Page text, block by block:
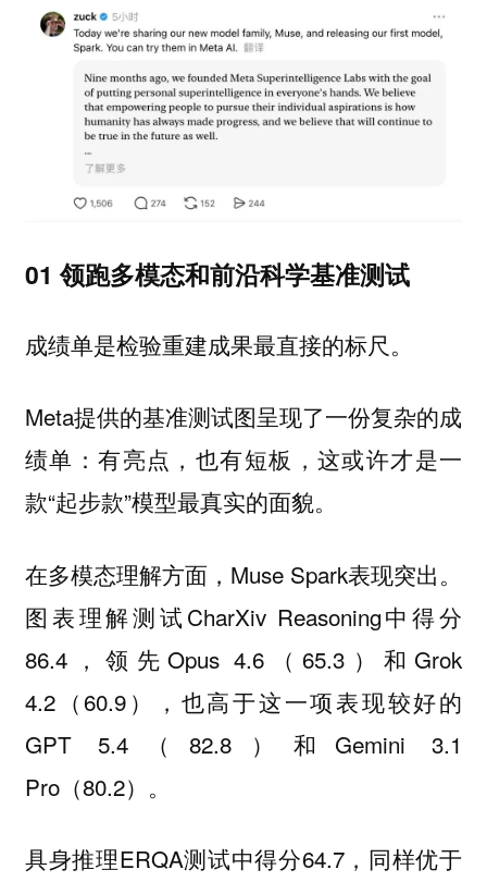
01 领跑多模态和前沿科学基准测试
成绩单是检验重建成果最直接的标尺。
Meta提供的基准测试图呈现了一份复杂的成
绩单：有亮点，也有短板，这或许才是一
款“起步款”模型最真实的面貌。
在多模态理解方面，Muse Spark表现突出。
图表理解测试CharXiv Reasoning中得分
86.4，领先Opus 4.6（65.3）和Grok
4.2（60.9），也高于这一项表现较好的
GPT 5.4（82.8）和Gemini 3.1
Pro（80.2）。
具身推理ERQA测试中得分64.7，同样优于